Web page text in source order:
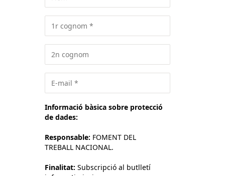
Informació bàsica sobre protecció
de dades:
Responsable: FOMENT DEL
TREBALL NACIONAL.
Finalitat: Subscripció al butlletí